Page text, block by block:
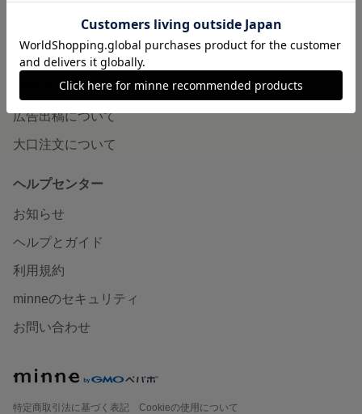
minneの本
企業の方へ
広告出稿について
大口注文について
ヘルプセンター
お知らせ
ヘルプとガイド
利用規約
minneのセキュリティ
お問い合わせ
特定商取引法に基づく表記
Cookieの使用について